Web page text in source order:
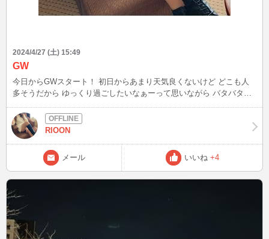
2024/4/27 (土) 15:49
GW
今日からGWスタート！ 初日からあまり天気良くないけど どこも人
多そうだから ゆっくり過ごしたいなぁーって思いながら バタバタし
ンしたりするけど いつもお話出来ない方とお話してた出来たら嬉し
いな(՞っ ̫ .՞)RIOON
メール いいね +4